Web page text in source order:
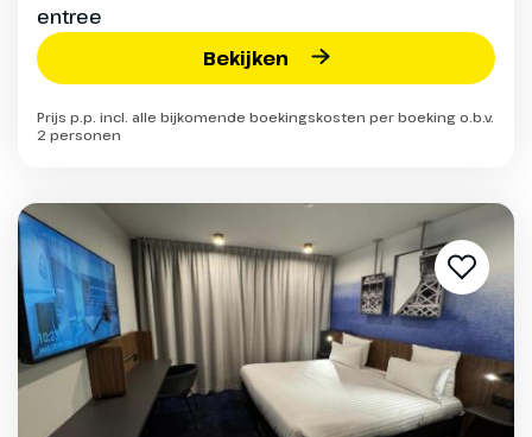
entree
Bekijken
Prijs p.p. incl. alle bijkomende boekingskosten per boeking o.b.v.
2 personen